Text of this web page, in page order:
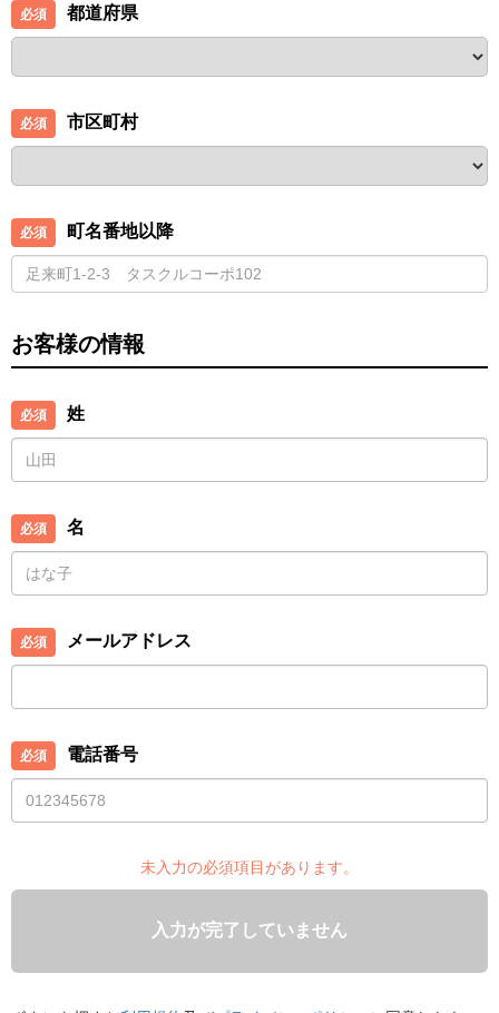
都道府県
市区町村
町名番地以降
お客様の情報
姓
名
メールアドレス
電話番号
未入力の必須項目があります。